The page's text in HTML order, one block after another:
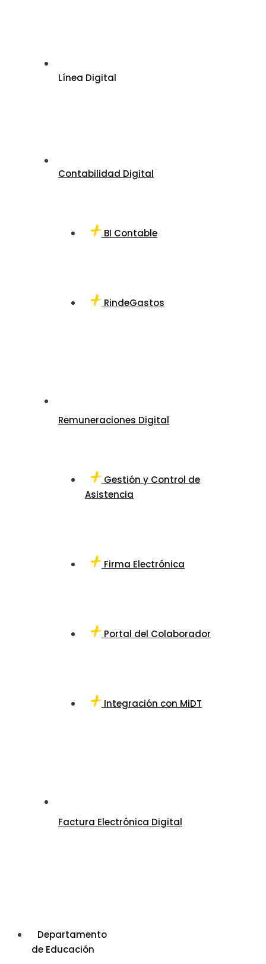
Línea Digital
Contabilidad Digital
BI Contable
RindeGastos
Remuneraciones Digital
Gestión y Control de
Asistencia
Firma Electrónica
Portal del Colaborador
Integración con MiDT
Factura Electrónica Digital
Departamento
de Educación